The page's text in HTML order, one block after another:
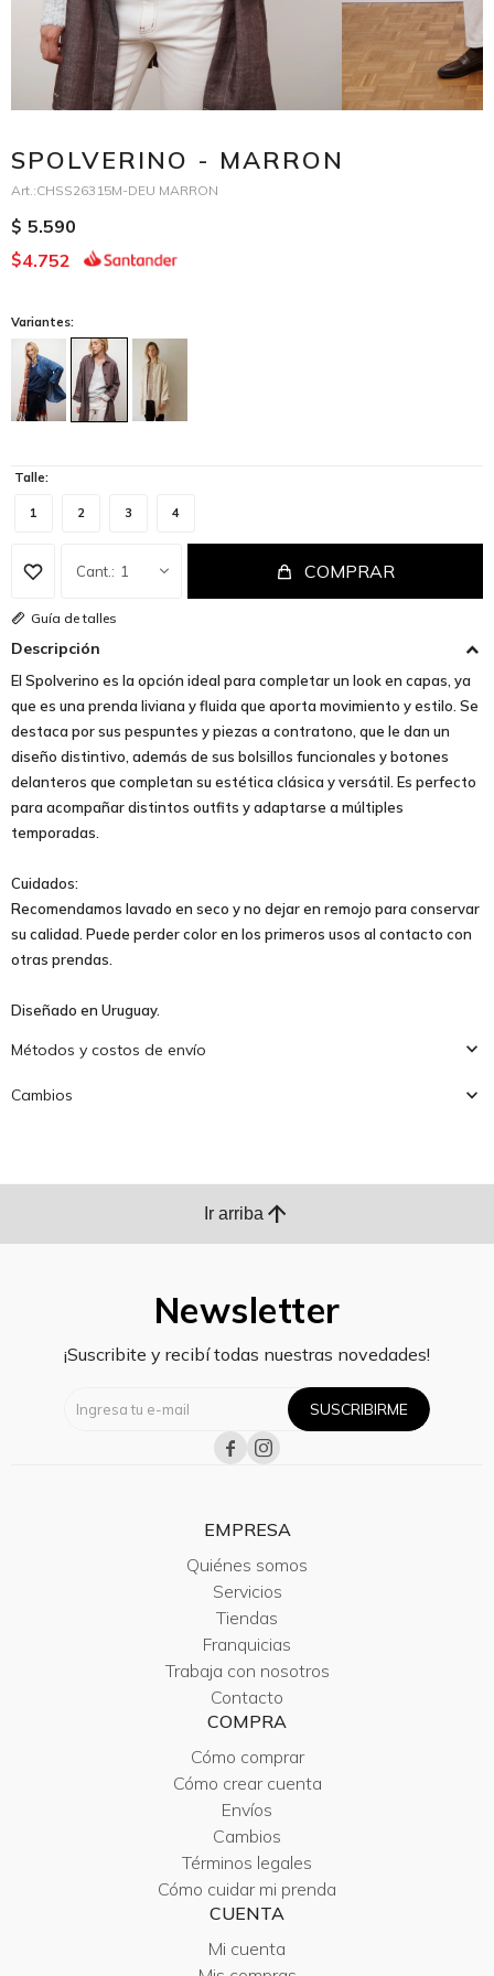
SPOLVERINO - MARRON
CHSS26315M-DEU MARRON
$ 5.590
$4.752
Variantes:
Talle:
1 2 3 4
1 COMPRAR
Guía de talles
Descripción
El Spolverino es la opción ideal para completar un look en capas, ya
que es una prenda liviana y fluida que aporta movimiento y estilo. Se
destaca por sus pespuntes y piezas a contratono, que le dan un
diseño distintivo, además de sus bolsillos funcionales y botones
delanteros que completan su estética clásica y versátil. Es perfecto
para acompañar distintos outfits y adaptarse a múltiples
temporadas.
Cuidados:
Recomendamos lavado en seco y no dejar en remojo para conservar
su calidad. Puede perder color en los primeros usos al contacto con
otras prendas.
Diseñado en Uruguay.
Métodos y costos de envío
Cambios
Ir arriba arrow_upward
Newsletter
¡Suscribite y recibí todas nuestras novedades!
SUSCRIBIRME
 
EMPRESA
Quiénes somos
Servicios
Tiendas
Franquicias
Trabaja con nosotros
Contacto
COMPRA
Cómo comprar
Cómo crear cuenta
Envíos
Cambios
Términos legales
Cómo cuidar mi prenda
CUENTA
Mi cuenta